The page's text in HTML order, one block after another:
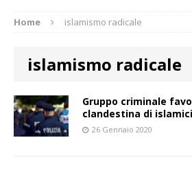
Home islamismo radicale
islamismo radicale
Gruppo criminale
clandestina di
26 Gennaio 2020